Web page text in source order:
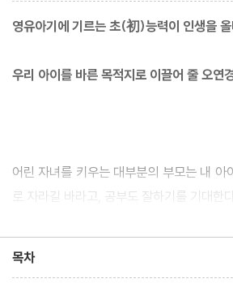
영유아기에 기르는 초(初)능력이 인생을
우리 아이를 바른 목적지로 이끌어 줄 오연
어린 자녀를 키우는 대부분의 부모는 내 아
로 자라길 바라고, 공부도 잘하기를 기대한
이들은 제일 먼저 인생을 살아가는 데 도움
능력을 배울 수 있는 알맞은 시기가 바로 영
목차